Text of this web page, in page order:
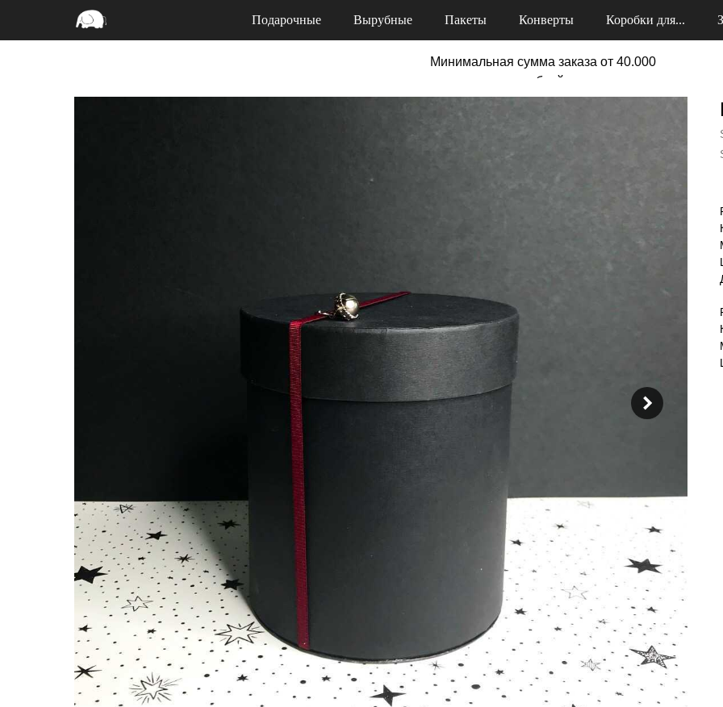
Минимальная сумма заказа от 40.000
рублей
Подарочные Вырубные Пакеты Конверты Коробки для...